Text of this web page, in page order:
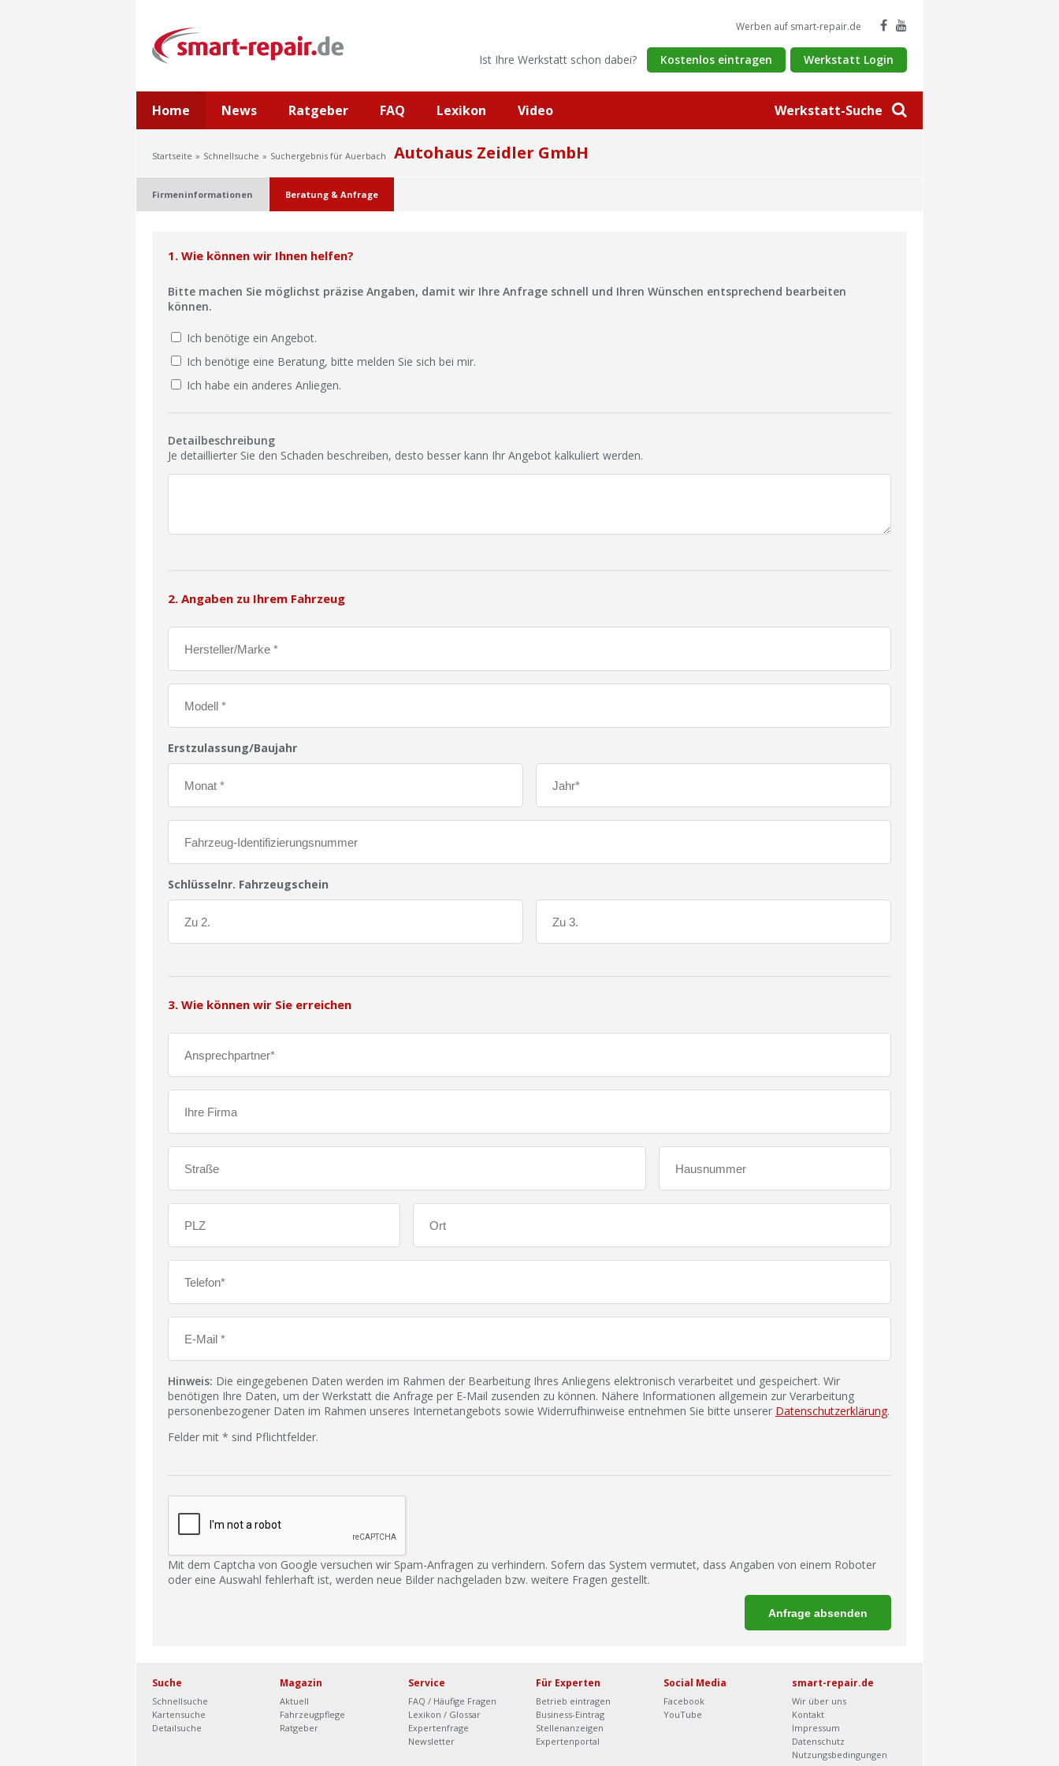
Werkstatt-Suche
Werben auf smart-repair.de
Ist Ihre Werkstatt schon dabei? Kostenlos eintragen Werkstatt Login
Home News Ratgeber FAQ Lexikon Video
Startseite Schnellsuche Suchergebnis für Auerbach Autohaus Zeidler GmbH
Firmeninformationen Beratung & Anfrage
1. Wie können wir Ihnen helfen?
Bitte machen Sie möglichst präzise Angaben, damit wir Ihre Anfrage schnell und Ihren Wünschen entsprechend bearbeiten
können.
Ich benötige ein Angebot.
Ich benötige eine Beratung, bitte melden Sie sich bei mir.
Ich habe ein anderes Anliegen.
Detailbeschreibung
Je detaillierter Sie den Schaden beschreiben, desto besser kann Ihr Angebot kalkuliert werden.
2. Angaben zu Ihrem Fahrzeug
Erstzulassung/Baujahr
Schlüsselnr. Fahrzeugschein
3. Wie können wir Sie erreichen
Hinweis: Die eingegebenen Daten werden im Rahmen der Bearbeitung Ihres Anliegens elektronisch verarbeitet und gespeichert. Wir
benötigen Ihre Daten, um der Werkstatt die Anfrage per E-Mail zusenden zu können. Nähere Informationen allgemein zur Verarbeitung
personenbezogener Daten im Rahmen unseres Internetangebots sowie Widerrufhinweise entnehmen Sie bitte unserer Datenschutzerklärung.
Felder mit * sind Pflichtfelder.
Mit dem Captcha von Google versuchen wir Spam-Anfragen zu verhindern. Sofern das System vermutet, dass Angaben von einem Roboter
oder eine Auswahl fehlerhaft ist, werden neue Bilder nachgeladen bzw. weitere Fragen gestellt.
Suche
Schnellsuche
Kartensuche
Detailsuche
Magazin
Aktuell
Fahrzeugpflege
Ratgeber
Service
FAQ / Häufige Fragen
Lexikon / Glossar
Expertenfrage
Newsletter
Für Experten
Betrieb eintragen
Business-Eintrag
Stellenanzeigen
Expertenportal
Social Media
Facebook
YouTube
smart-repair.de
Wir über uns
Kontakt
Impressum
Datenschutz
Nutzungsbedingungen